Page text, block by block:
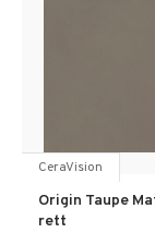
CeraVision
Origin Taupe
rett